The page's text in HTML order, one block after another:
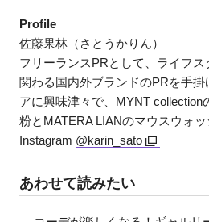
Profile
佐藤果林（さとうかりん）
フリーランスPRとして、ライフ
関わる国内外ブランドのPRを手
アに興味津々で、MYNT collection
粉とMATERA LIANのマウスウォッ
Instagram @karin_sato
あわせて読みたい